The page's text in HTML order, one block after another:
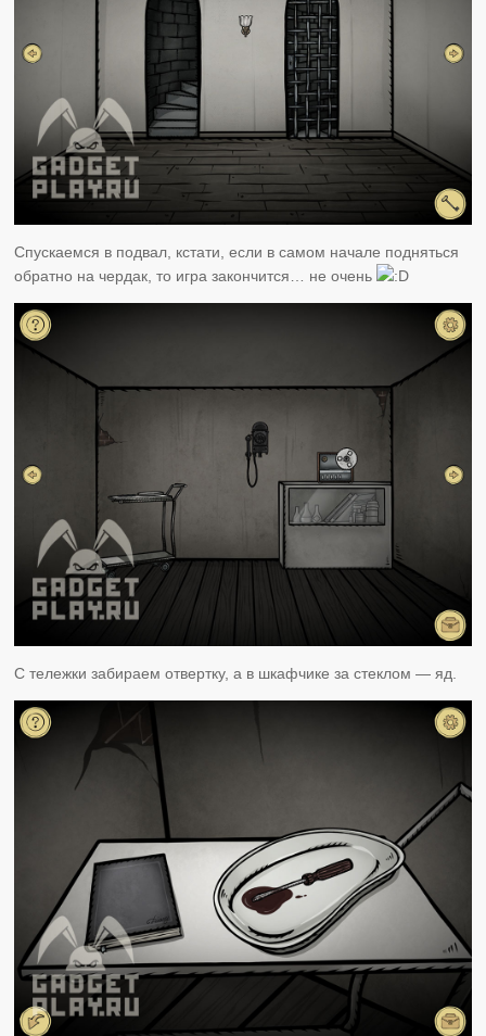
Спускаемся в подвал, кстати, если в самом начале подняться
обратно на чердак, то игра закончится… не очень
С тележки забираем отвертку, а в шкафчике за стеклом — яд.